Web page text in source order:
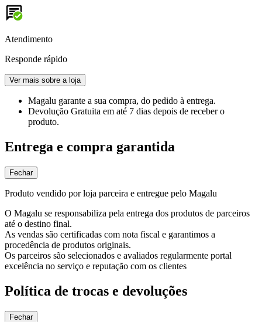
Atendimento
Responde rápido
Ver mais sobre a loja
Magalu garante a sua compra, do pedido à entrega.
Devolução Gratuita em até 7 dias depois de receber o
produto.
Entrega e compra garantida
Fechar
Produto vendido por loja parceira e entregue pelo Magalu
O Magalu se responsabiliza pela entrega dos produtos de parceiros
até o destino final.
As vendas são certificadas com nota fiscal e garantimos a
procedência de produtos originais.
Os parceiros são selecionados e avaliados regularmente portal
excelência no serviço e reputação com os clientes
Política de trocas e devoluções
Fechar